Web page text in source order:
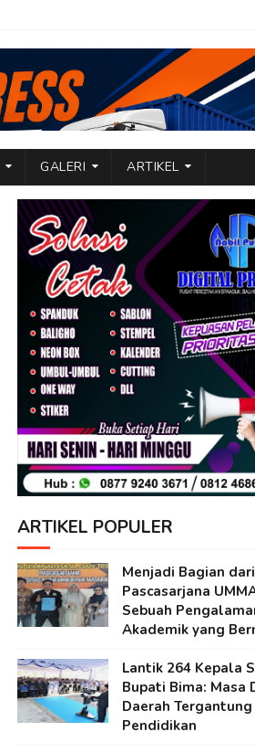
GALERI ARTIKEL
ARTIKEL POPULER
Menjadi Bagian dari
Pascasarjana
Sebuah
Akademik yang
Lantik 264 Kepala
Bupati Bima: Masa
Daerah
Pendidikan